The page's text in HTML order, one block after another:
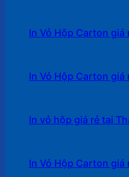
In Vỏ Hộp Carton giá
In Vỏ Hộp Carton giá
In vỏ hộp giá rẻ tại
In Vỏ Hộp Carton